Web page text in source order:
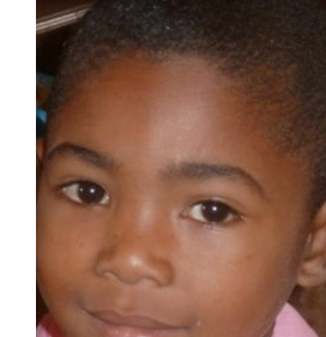
Les repas à Madagascar